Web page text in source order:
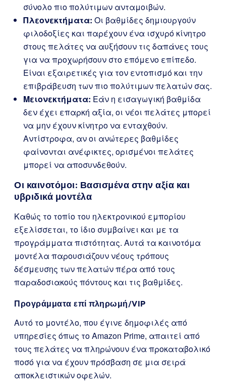
σύνολο πιο πολύτιμων ανταμοιβών.
Πλεονεκτήματα: Οι βαθμίδες δημιουργούν
φιλοδοξίες και παρέχουν ένα ισχυρό κίνητρο
στους πελάτες να αυξήσουν τις δαπάνες τους
για να προχωρήσουν στο επόμενο επίπεδο.
Είναι εξαιρετικές για τον εντοπισμό και την
επιβράβευση των πιο πολύτιμων πελατών σας.
Μειονεκτήματα: Εάν η εισαγωγική βαθμίδα
δεν έχει επαρκή αξία, οι νέοι πελάτες μπορεί
να μην έχουν κίνητρο να ενταχθούν.
Αντίστροφα, αν οι ανώτερες βαθμίδες
φαίνονται ανέφικτες, ορισμένοι πελάτες
μπορεί να αποσυνδεθούν.
Οι καινοτόμοι: Βασισμένα στην αξία και
υβριδικά μοντέλα
Καθώς το τοπίο του ηλεκτρονικού εμπορίου
εξελίσσεται, το ίδιο συμβαίνει και με τα
προγράμματα πιστότητας. Αυτά τα καινοτόμα
μοντέλα παρουσιάζουν νέους τρόπους
δέσμευσης των πελατών πέρα από τους
παραδοσιακούς πόντους και τις βαθμίδες.
Προγράμματα επί πληρωμή/VIP
Αυτό το μοντέλο, που έγινε δημοφιλές από
υπηρεσίες όπως το Amazon Prime, απαιτεί από
τους πελάτες να πληρώνουν ένα προκαταβολικό
ποσό για να έχουν πρόσβαση σε μια σειρά
αποκλειστικών οφελών.